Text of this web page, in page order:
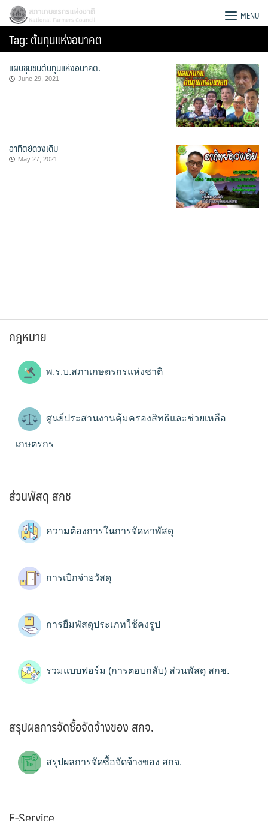
Skip
content
สภาเกษตรกรแห่งชาติ MENU
Tag:ต้นทุนแห่งอนาคต
แผนชุมชนต้นทุนแห่งอนาคต.
June 29, 2021
อาทิตย์ดวงเดิม
May 27, 2021
กฎหมาย
พ.ร.บ.สภาเกษตรกรแห่งชาติ
ศูนย์ประสานงานคุ้มครองสิทธิและช่วยเหลือ
เกษตรกร
ส่วนพัสดุ สกช
ความต้องการในการจัดหาพัสดุ
การเบิกจ่ายวัสดุ
การยืมพัสดุประเภทใช้คงรูป
รวมแบบฟอร์ม (การตอบกลับ) ส่วนพัสดุ สกช.
สรุปผลการจัดซื้อจัดจ้างของ สกจ.
สรุปผลการจัดซื้อจัดจ้างของ สกจ.